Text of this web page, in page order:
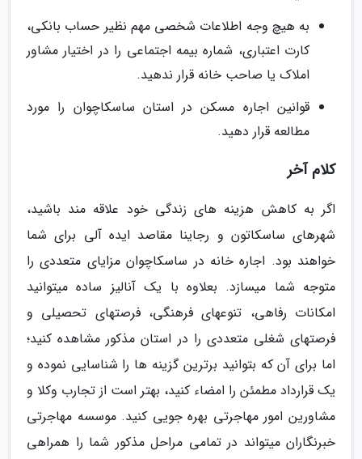
به هیچ وجه اطلاعات شخصی مهم نظیر حساب بانکی،
کارت اعتباری، شماره بیمه اجتماعی را در اختیار مشاور
املاک یا صاحب خانه قرار ندهید.
قوانین اجاره مسکن در استان ساسکاچوان را مورد
مطالعه قرار دهید.
کلام آخر
اگر به کاهش هزینه­ های زندگی خود علاقه­ مند باشید،
شهرهای ساسکاتون و رجاینا مقاصد ایده آلی برای شما
خواهند بود. اجاره خانه در ساسکاچوان مزایای متعددی را
متوجه شما می­سازد. بعلاوه با یک آنالیز ساده می­توانید
امکانات رفاهی، تنوع­های فرهنگی، فرصت­های تحصیلی و
فرصت­های شغلی متعددی را در استان مذکور مشاهده کنید؛
اما برای آن که بتوانید برترین گزینه­ ها را شناسایی نموده و
یک قرارداد مطمئن را امضاء کنید، بهتر است از تجارب وکلا و
مشاورین امور مهاجرتی بهره­ جویی کنید. موسسه مهاجرتی
خبرنگاران می­تواند در تمامی مراحل مذکور شما را همراهی